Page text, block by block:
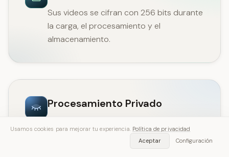
Sus videos se cifran con 256 bits durante
la carga, el procesamiento y el
almacenamiento.
Procesamiento Privado
utilizan para el entrenamiento de IA. Su
contenido permanece completamente
Usamos cookies para mejorar tu experiencia. Política de privacidad
Aceptar
Configuración